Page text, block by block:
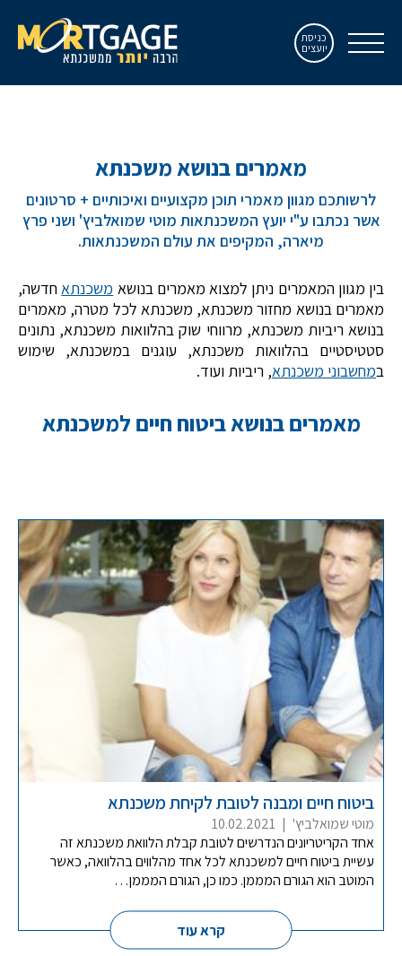
כניסת
יועצים
מאמרים בנושא משכנתא
לרשותכם מגוון מאמרי תוכן מקצועיים ואיכותיים + סרטונים
אשר נכתבו ע"י יועץ המשכנתאות מוטי שמואלביץ' ושני פרץ
מיארה, המקיפים את עולם המשכנתאות.
בין מגוון המאמרים ניתן למצוא מאמרים בנושא משכנתאחדשה,
מאמרים בנושא מחזור משכנתא, משכנתא לכל מטרה, מאמרים
בנושא ריביות משכנתא, מרווחי שוק בהלוואות משכנתא, נתונים
סטטיסטיים בהלוואות משכנתא, עוגנים במשכנתא, שימוש
במחשבוני משכנתא, ריביות ועוד.
מאמרים בנושא ביטוח חיים למשכנתא
ביטוח חיים ומבנה לטובת לקיחת משכנתא
מוטי שמואלביץ' |
10.02.2021
אחד הקריטריונים הנדרשים לטובת קבלת הלוואת משכנתא זה
עשיית ביטוח חיים למשכנתא לכל אחד מהלווים בהלוואה, כאשר
המוטב הוא הגורם המממן. כמו כן, הגורם המממן…
קרא עוד